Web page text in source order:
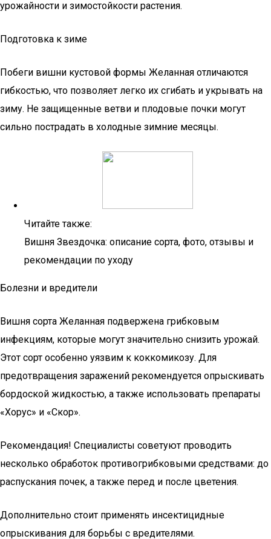
урожайности и зимостойкости растения.
Подготовка к зиме
Побеги вишни кустовой формы Желанная отличаются
гибкостью, что позволяет легко их сгибать и укрывать на
зиму. Не защищенные ветви и плодовые почки могут
сильно пострадать в холодные зимние месяцы.
Читайте также:
Вишня Звездочка: описание сорта, фото, отзывы и
рекомендации по уходу
Болезни и вредители
Вишня сорта Желанная подвержена грибковым
инфекциям, которые могут значительно снизить урожай.
Этот сорт особенно уязвим к коккомикозу. Для
предотвращения заражений рекомендуется опрыскивать
бордоской жидкостью, а также использовать препараты
«Хорус» и «Скор».
Рекомендация! Специалисты советуют проводить
несколько обработок противогрибковыми средствами: до
распускания почек, а также перед и после цветения.
Дополнительно стоит применять инсектицидные
опрыскивания для борьбы с вредителями.